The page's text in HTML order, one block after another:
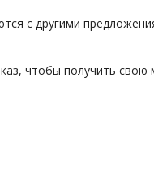
с другими
чтобы получить свою